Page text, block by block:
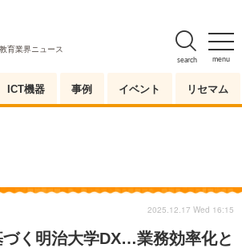
menu
search
教育業界ニュース
ICT機器 事例 イベント リセマム
く明治大学DX…業務効率化と
2025.12.17 Wed 16:15